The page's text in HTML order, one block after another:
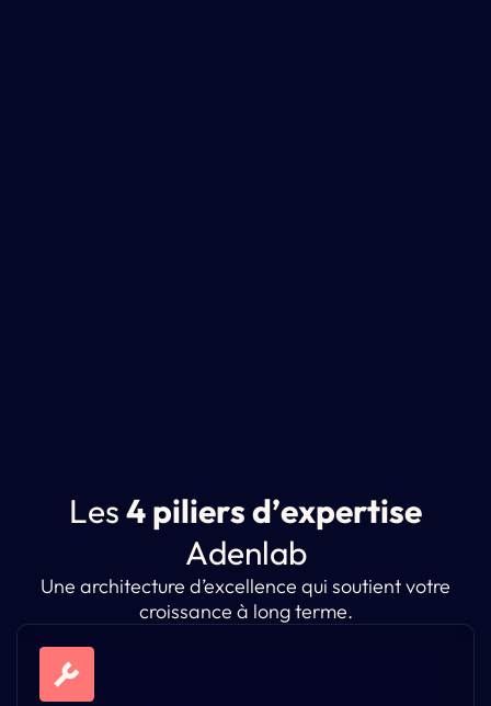
Les4piliersd’expertise
Adenlab
Une architecture d’excellence qui soutient votre
croissance à long terme.